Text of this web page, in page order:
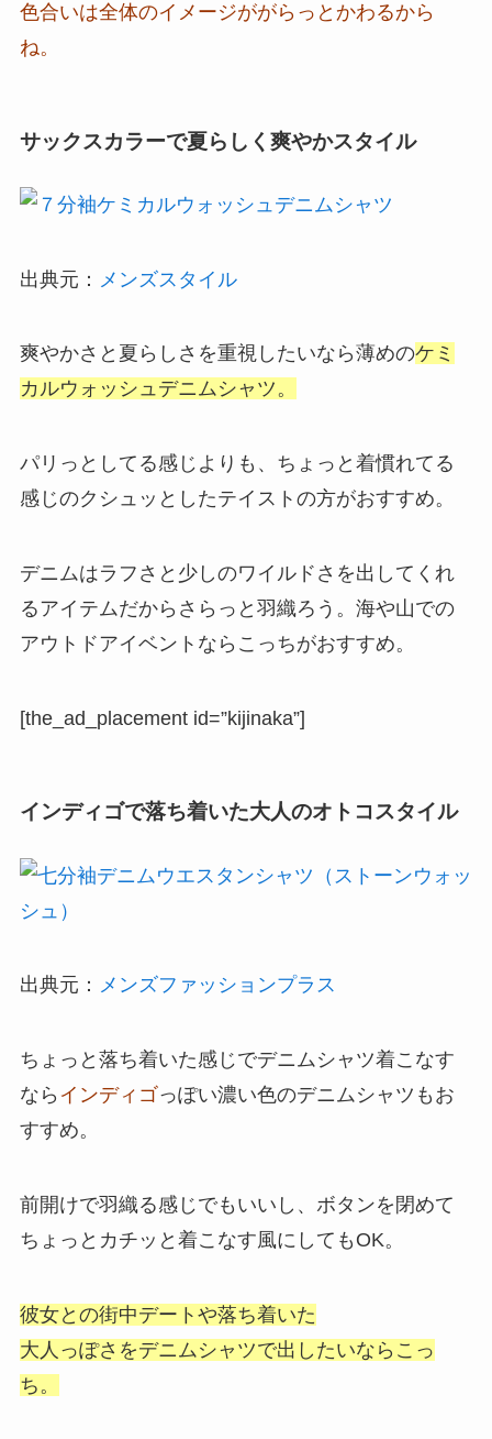
色合いは全体のイメージががらっとかわるから
ね。
サックスカラーで夏らしく爽やかスタイル
出典元： メンズスタイル
爽やかさと夏らしさを重視したいなら薄めのケミ
カルウォッシュデニムシャツ。
パリっとしてる感じよりも、ちょっと着慣れてる
感じのクシュッとしたテイストの方がおすすめ。
デニムはラフさと少しのワイルドさを出してくれ
るアイテムだからさらっと羽織ろう。海や山での
アウトドアイベントならこっちがおすすめ。
[the_ad_placement id=”kijinaka”]
インディゴで落ち着いた大人のオトコスタイル
出典元： メンズファッションプラス
ちょっと落ち着いた感じでデニムシャツ着こなす
なら インディゴっぽい濃い色のデニムシャツもお
すすめ。
前開けで羽織る感じでもいいし、ボタンを閉めて
ちょっとカチッと着こなす風にしてもOK。
彼女との街中デートや落ち着いた
大人っぽさをデニムシャツで出したいならこっ
ち。